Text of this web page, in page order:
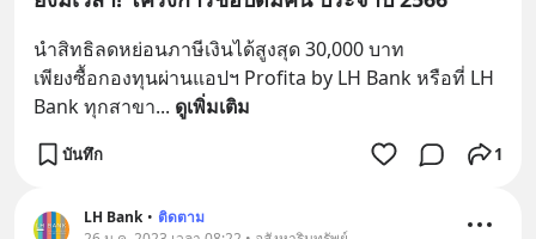
นำสิทธิลดหย่อนภาษีเงินได้สูงสุด 30,000 บาท
เพียงซื้อกองทุนผ่านแอปฯ Profita by LH Bank หรือที่ LH
Bank ทุกสาขา... ดูเพิ่มเติม
บันทึก 1
LH Bank • ติดตาม